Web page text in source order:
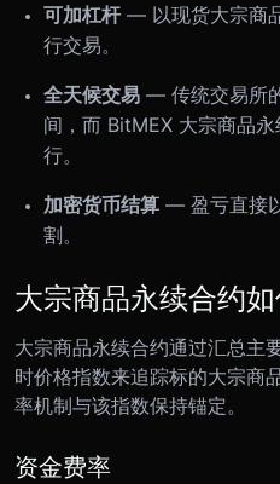
可加杠杆— 以现货大宗商
行交易。
全天候交易 — 传统交易所
间，而 BitMEX 大宗商品
行。
加密货币结算 — 盈亏直接
割。
大宗商品永续合约
大宗商品永续合约通过汇总主
时价格指数来追踪标的大宗商
率机制与该指数保持锚定。
资金费率